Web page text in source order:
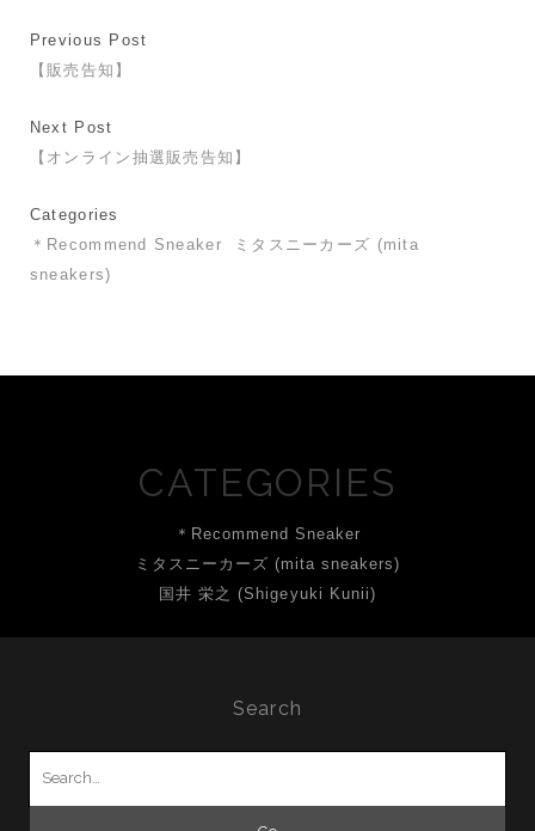
Previous Post
【販売告知】
Next Post
【オンライン抽選販売告知】
Categories
＊Recommend Sneaker
ミタスニーカーズ (mita
sneakers)
CATEGORIES
＊Recommend Sneaker
ミタスニーカーズ (mita sneakers)
国井 栄之 (Shigeyuki Kunii)
Search